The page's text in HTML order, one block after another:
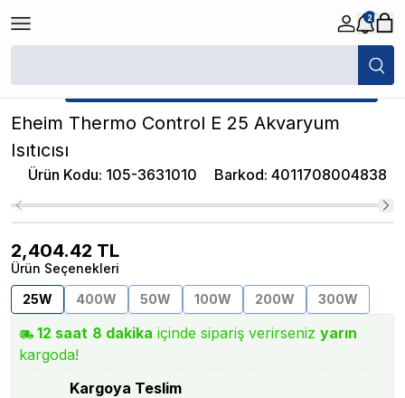
2
/ Eheim Thermo Control E 25 Akvaryum Isıtıcısı
★ Atakan Petshop, Eheim yetkili satıcısıdır.
Eheim Thermo Control E 25 Akvaryum
Isıtıcısı
Ürün Kodu: 105-3631010 Barkod: 4011708004838
2,404.42 TL
Ürün Seçenekleri
25W
400W 50W 100W 200W 300W
12 saat 8 dakika içinde sipariş verirseniz yarın
kargoda!
Kargoya Teslim